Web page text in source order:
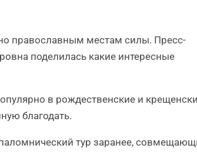
православным местам силы. Пресс-
поделилась какие интересные
в рождественские и
благодать.
тур заранее,